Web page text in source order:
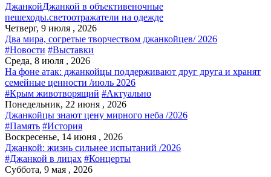
ДжанкойДжанкой в объективеночные
пешеходы.светоотражатели на одежде
Четверг, 9 июля , 2026
Два мира, согретые творчеством джанкойцев/ 2026
#Новости #Выставки
Среда, 8 июля , 2026
На фоне атак: джанкойцы поддерживают друг друга и хранят
семейные ценности /июль 2026
#Крым животворящий #Актуально
Понедельник, 22 июня , 2026
Джанкойцы знают цену мирного неба /2026
#Память #История
Воскресенье, 14 июня , 2026
Джанкой: жизнь сильнее испытаний /2026
#Джанкой в лицах #Концерты
Суббота, 9 мая , 2026